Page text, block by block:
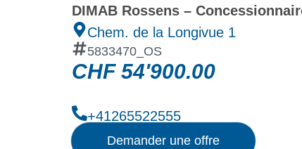
DIMAB Rossens –
Chem. de la Longivue 1
5833470_OS
CHF54'900.00
+41265522555
Demander une offre